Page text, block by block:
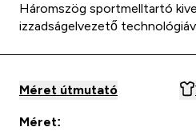
Háromszög sportmelltartó
izzadságelvezető
Méret útmutató
Méret: